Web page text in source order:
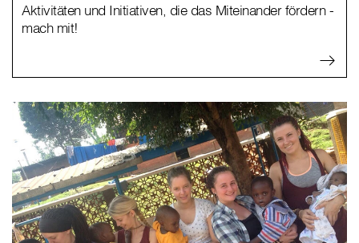
Aktivitäten und Initiativen, die das Miteinander fördern -
mach mit!